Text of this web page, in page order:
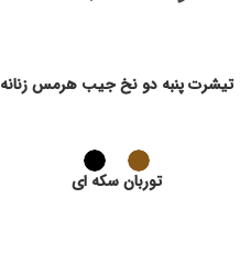
تیشرت پنبه دو نخ جیب هرمس زنانه
توربان سکه ای